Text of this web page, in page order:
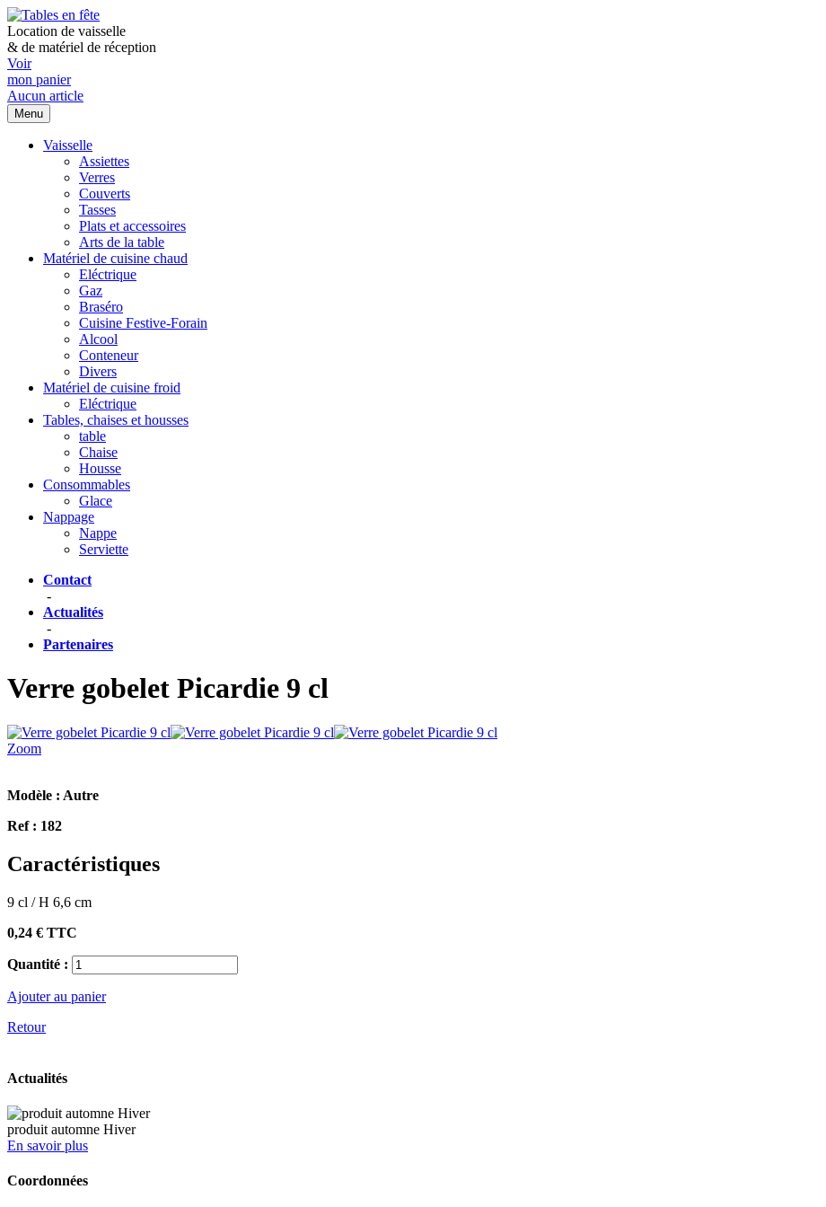
Location de vaisselle
& de matériel de réception
Voir
mon panier
Aucun article
Menu
Vaisselle
Assiettes
Verres
Couverts
Tasses
Plats et accessoires
Arts de la table
Matériel de cuisine chaud
Eléctrique
Gaz
Braséro
Cuisine Festive-Forain
Alcool
Conteneur
Divers
Matériel de cuisine froid
Eléctrique
Tables, chaises et housses
table
Chaise
Housse
Consommables
Glace
Nappage
Nappe
Serviette
Contact
-
Actualités
-
Partenaires
Verre gobelet Picardie 9 cl
Zoom
Modèle : Autre
Ref : 182
Caractéristiques
9 cl / H 6,6 cm
0,24 € TTC
Quantité :
Ajouter au panier
Retour
Actualités
produit automne Hiver
En savoir plus
Coordonnées